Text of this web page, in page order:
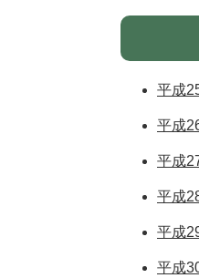
平成
平成
平成
平成
平成
平成